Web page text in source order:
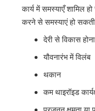
कार्य में समस्याएँ शामिल
करने से समस्याएं हो
देरी से विकास होना
यौवनारंभ में विलंब
थकान
कम थाइरॉइड